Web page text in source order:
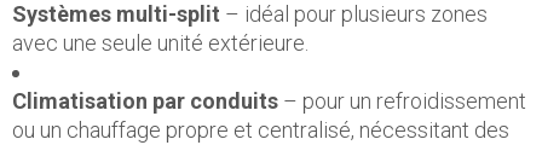
Systèmes multi-split – idéal pour plusieurs zones
avec une seule unité extérieure.
Climatisation par conduits – pour un refroidissement
ou un chauffage propre et centralisé, nécessitant des